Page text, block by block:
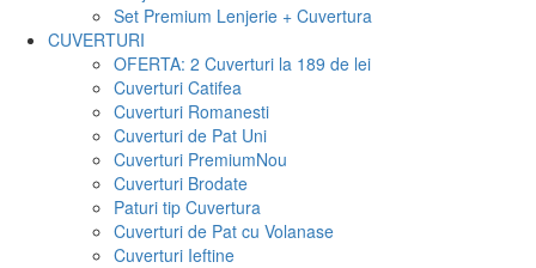
Set Premium Lenjerie + Cuvertura
CUVERTURI
OFERTA: 2 Cuverturi la 189 de lei
Cuverturi Catifea
Cuverturi Romanesti
Cuverturi de Pat Uni
Cuverturi PremiumNou
Cuverturi Brodate
Paturi tip Cuvertura
Cuverturi de Pat cu Volanase
Cuverturi Ieftine